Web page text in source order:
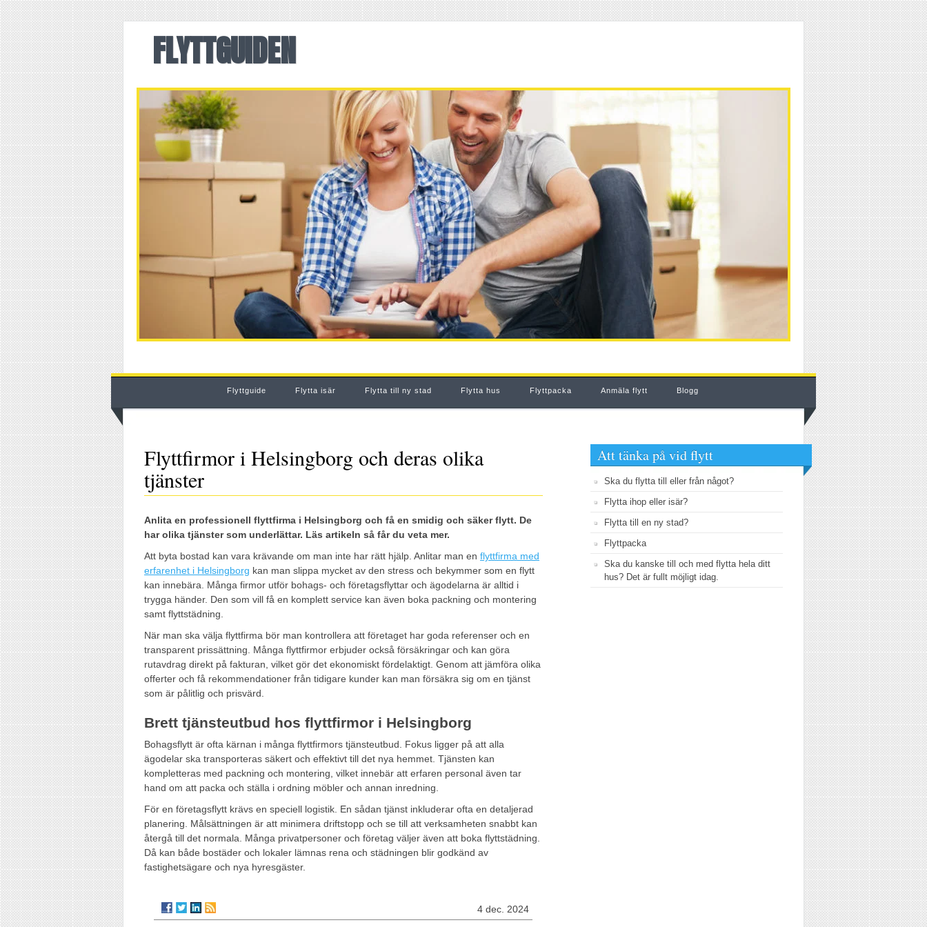
FLYTTGUIDEN
Flyttguide Flytta isär Flytta till ny stad Flytta hus Flyttpacka Anmäla flytt Blogg
Flyttfirmor i Helsingborg och deras olika
tjänster
Anlita en professionell flyttfirma i Helsingborg och få en smidig och säker flytt. De
har olika tjänster som underlättar. Läs artikeln så får du veta mer.
Att byta bostad kan vara krävande om man inte har rätt hjälp. Anlitar man en flyttfirma med
erfarenhet i Helsingborg kan man slippa mycket av den stress och bekymmer som en flytt
kan innebära. Många firmor utför bohags- och företagsflyttar och ägodelarna är alltid i
trygga händer. Den som vill få en komplett service kan även boka packning och montering
samt flyttstädning.
När man ska välja flyttfirma bör man kontrollera att företaget har goda referenser och en
transparent prissättning. Många flyttfirmor erbjuder också försäkringar och kan göra
rutavdrag direkt på fakturan, vilket gör det ekonomiskt fördelaktigt. Genom att jämföra olika
offerter och få rekommendationer från tidigare kunder kan man försäkra sig om en tjänst
som är pålitlig och prisvärd.
Brett tjänsteutbud hos flyttfirmor i Helsingborg
Bohagsflytt är ofta kärnan i många flyttfirmors tjänsteutbud. Fokus ligger på att alla
ägodelar ska transporteras säkert och effektivt till det nya hemmet. Tjänsten kan
kompletteras med packning och montering, vilket innebär att erfaren personal även tar
hand om att packa och ställa i ordning möbler och annan inredning.
För en företagsflytt krävs en speciell logistik. En sådan tjänst inkluderar ofta en detaljerad
planering. Målsättningen är att minimera driftstopp och se till att verksamheten snabbt kan
återgå till det normala. Många privatpersoner och företag väljer även att boka flyttstädning.
Då kan både bostäder och lokaler lämnas rena och städningen blir godkänd av
fastighetsägare och nya hyresgäster.
4 dec. 2024
Att tänka på vid flytt
Ska du flytta till eller från något?
Flytta ihop eller isär?
Flytta till en ny stad?
Flyttpacka
Ska du kanske till och med flytta hela ditt
hus? Det är fullt möjligt idag.